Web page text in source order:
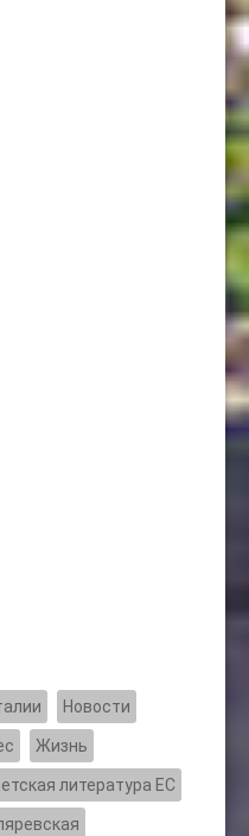
Новости
Жизнь
литература ЕС